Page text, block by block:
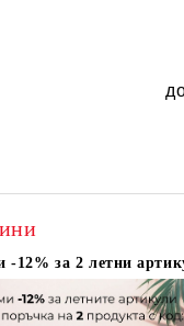
-12% за 2 летни